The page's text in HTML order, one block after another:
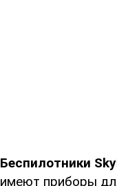
Беспилотники
имеют приборы